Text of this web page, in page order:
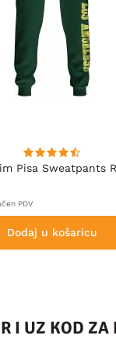
Pisa Sweatpants
PDV
Dodaj u košaricu
I UZ KOD